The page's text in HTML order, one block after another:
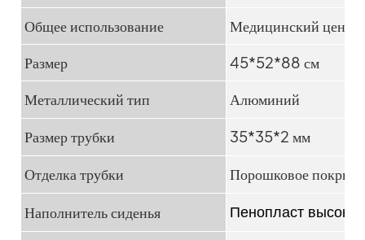
Общее использование
Медицинский центр,
Размер
45*52*88 см
Металлический тип
Алюминий
Размер трубки
35*35*2 мм
Отделка трубки
Порошковое
Наполнитель сиденья Пенопласт